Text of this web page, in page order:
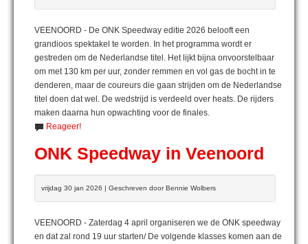
VEENOORD - De ONK Speedway editie 2026 belooft een
grandioos spektakel te worden. In het programma wordt er
gestreden om de Nederlandse titel. Het lijkt bijna onvoorstelbaar
om met 130 km per uur, zonder remmen en vol gas de bocht in te
denderen, maar de coureurs die gaan strijden om de Nederlandse
titel doen dat wel. De wedstrijd is verdeeld over heats. De rijders
maken daarna hun opwachting voor de finales.
Reageer!
ONK Speedway in Veenoord
vrijdag 30 jan 2026 | Geschreven door Bennie Wolbers
VEENOORD - Zaterdag 4 april organiseren we de ONK speedway
en dat zal rond 19 uur starten/ De volgende klasses komen aan de